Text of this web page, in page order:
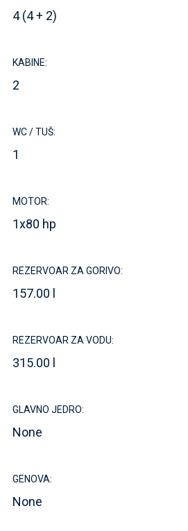
4 (4 + 2)
KABINE:
2
WC / TUŠ:
1
MOTOR:
1x80 hp
REZERVOAR ZA GORIVO:
157.00 l
REZERVOAR ZA VODU:
315.00 l
GLAVNO JEDRO:
None
GENOVA:
None